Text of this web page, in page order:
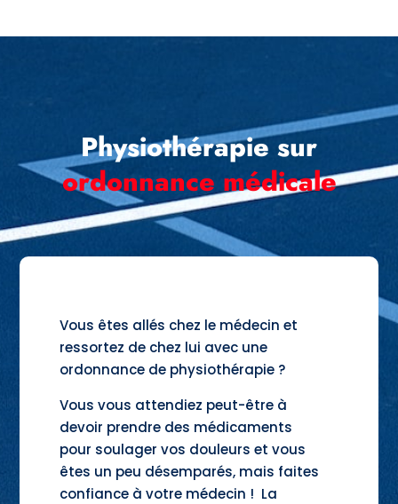
Physiothérapie sur
ordonnance médicale
Vous êtes allés chez le médecin et
ressortez de chez lui avec une
ordonnance de physiothérapie ?
Vous vous attendiez peut-être à
devoir prendre des médicaments
pour soulager vos douleurs et vous
êtes un peu désemparés, mais faites
confiance à votre médecin ! La